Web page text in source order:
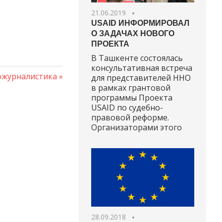
21.06.2019
USAID ИНФОРМИРОВАЛ
О ЗАДАЧАХ НОВОГО
ПРОЕКТА
В Ташкенте состоялась
консультативная встреча
для представителей ННО
в рамках грантовой
программы Проекта
USAID по судебно-
правовой реформе.
Организаторами этого
28.09.2018